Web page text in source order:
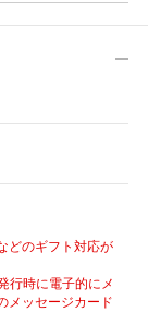
どのギフト対応が
行時に電子的にメ
メッセージカード